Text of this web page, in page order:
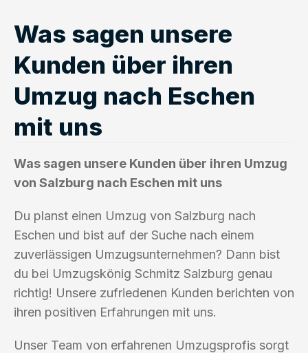
Was sagen unsere
Kunden über ihren
Umzug nach Eschen
mit uns
Was sagen unsere Kunden über ihren Umzug
von Salzburg nach Eschen mit uns
Du planst einen Umzug von Salzburg nach
Eschen und bist auf der Suche nach einem
zuverlässigen Umzugsunternehmen? Dann bist
du bei Umzugskönig Schmitz Salzburg genau
richtig! Unsere zufriedenen Kunden berichten von
ihren positiven Erfahrungen mit uns.
Unser Team von erfahrenen Umzugsprofis sorgt